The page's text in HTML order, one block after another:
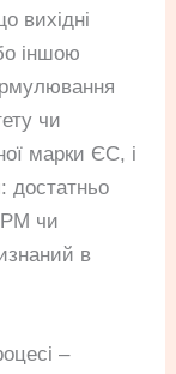
вихідні
іншою
чи
марки ЄС, і
достатньо
чи
в
–